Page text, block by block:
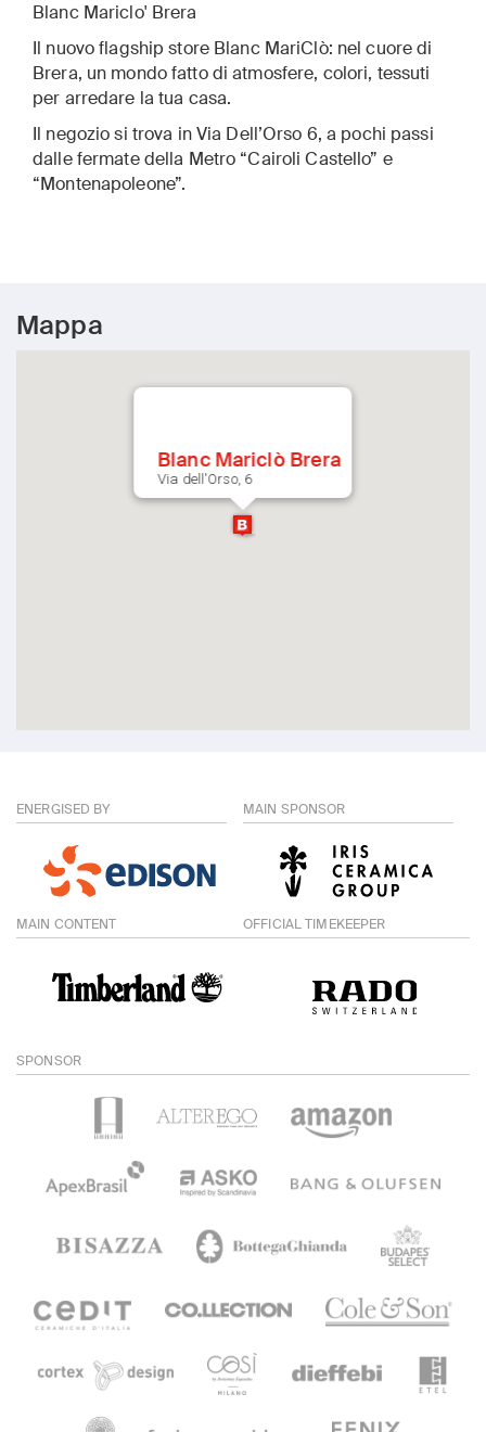
Blanc Mariclo' Brera
Il nuovo flagship store Blanc MariClò: nel cuore di
Brera, un mondo fatto di atmosfere, colori, tessuti
per arredare la tua casa.
Il negozio si trova in Via Dell’Orso 6, a pochi passi
dalle fermate della Metro “Cairoli Castello” e
“Montenapoleone”.
Mappa
Blanc Mariclò Brera
Via dell'Orso, 6
ENERGISED BY MAIN SPONSOR
MAIN CONTENT OFFICIAL TIMEKEEPER
SPONSOR